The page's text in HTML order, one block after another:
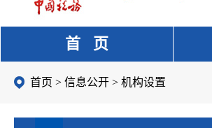
首 页
首页 > 信息公开 > 机构设置